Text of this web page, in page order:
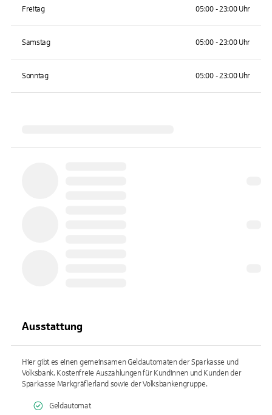
Freitag 05:00 - 23:00 Uhr
Samstag 05:00 - 23:00 Uhr
Sonntag 05:00 - 23:00 Uhr
Ausstattung
Hier gibt es einen gemeinsamen Geldautomaten der Sparkasse und
Volksbank. Kostenfreie Auszahlungen für Kundinnen und Kunden der
Sparkasse Markgräflerland sowie der Volksbankengruppe.
Geldautomat